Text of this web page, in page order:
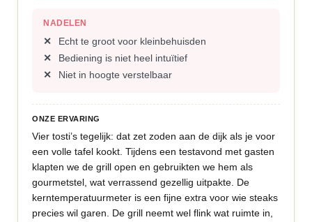
NADELEN
Echt te groot voor kleinbehuisden
Bediening is niet heel intuïtief
Niet in hoogte verstelbaar
ONZE ERVARING
Vier tosti’s tegelijk: dat zet zoden aan de dijk als je voor
een volle tafel kookt. Tijdens een testavond met gasten
klapten we de grill open en gebruikten we hem als
gourmetstel, wat verrassend gezellig uitpakte. De
kerntemperatuurmeter is een fijne extra voor wie steaks
precies wil garen. De grill neemt wel flink wat ruimte in,